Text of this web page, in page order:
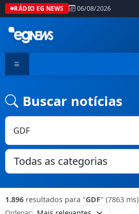
RÁDIO EG NEWS 06/08/2026
Buscar notícias
1.896 resultados para "GDF" (7863 ms)